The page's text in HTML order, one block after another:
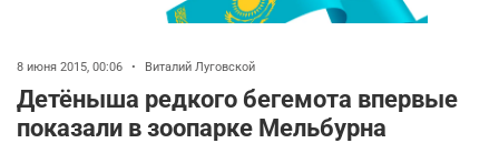
8 июня 2015, 00:06 • Виталий Луговской
Детёныша редкого бегемота впервые
показали в зоопарке Мельбурна